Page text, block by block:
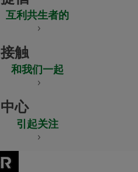
互利共生者的
接触
和我们一起
中心
引起关注